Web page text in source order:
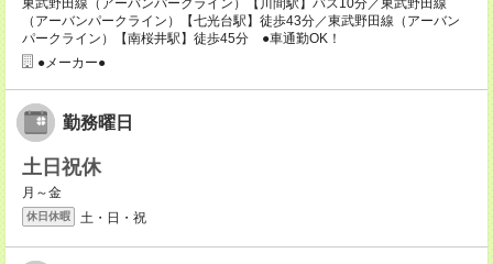
東武野田線（アーバンパークライン）【川間駅】バス10分／東武野田線
（アーバンパークライン）【七光台駅】徒歩43分／東武野田線（アーバン
パークライン）【南桜井駅】徒歩45分 ●車通勤OK！
●メーカー●
勤務曜日
土日祝休
月～金
休日休暇 土・日・祝